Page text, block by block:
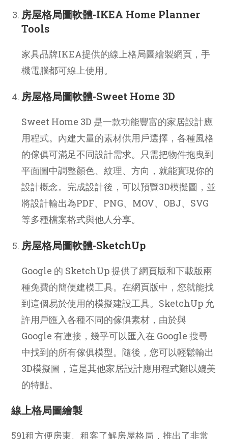
房屋格局圖軟體-IKEA Home Planner
Tools
家具品牌IKEA提供的線上格局圖繪製網頁，手
機電腦都可線上使用。
房屋格局圖軟體-Sweet Home 3D
Sweet Home 3D 是一款功能豐富的家居設計應
用程式。內建大量的素材供用戶選擇，各種風格
的傢俱可滿足不同設計需求。只需把物件拖曳到
平面圖中調整顏色、紋理、方向，就能實現你的
設計概念。完成設計後，可以預覽3D模擬圖，並
將設計輸出為PDF、PNG、MOV、OBJ、SVG
等多種檔案格式與他人分享。
房屋格局圖軟體-SketchUp
Google 的 SketchUp 提供了網頁版和下載版兩
種免費的簡便建模工具。在網頁版中，您就能找
到這個易於使用的模擬建設工具。SketchUp 允
許用戶匯入各種不同的傢俱素材，由於與
Google 有連接，幾乎可以匯入在 Google 搜尋
中找到的所有傢俱模型。隨後，您可以輕鬆輸出
3D模擬圖，這是其他家居設計應用程式難以媲美
的特點。
線上格局圖繪製
591租方便房東、租客了解房屋格局，推出了非常